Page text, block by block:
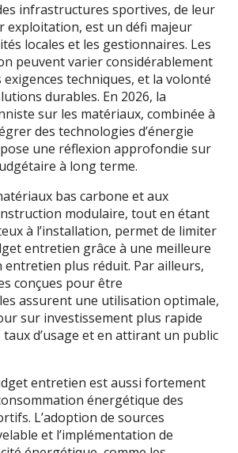
infrastructures sportives, de leur
exploitation, est un défi majeur
locales et les gestionnaires. Les
peuvent varier considérablement
exigences techniques, et la volonté
durables. En 2026, la
sur les matériaux, combinée à
des technologies d’énergie
une réflexion approfondie sur
à long terme.
bas carbone et aux
modulaire, tout en étant
à l’installation, permet de limiter
entretien grâce à une meilleure
entretien plus réduit. Par ailleurs,
conçues pour être
assurent une utilisation optimale,
sur investissement plus rapide
d’usage et en attirant un public
entretien est aussi fortement
énergétique des
L’adoption de sources
et l’implémentation de